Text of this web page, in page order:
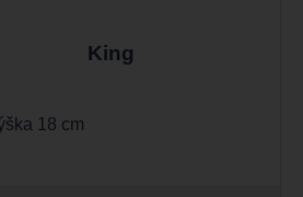
King
18 cm